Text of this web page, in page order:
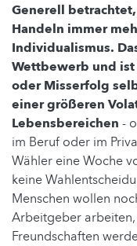
Generell
Handeln immer
Individualismus.
Wettbewerb und
oder Misserfolg
einer größeren
Lebensbereichen -
im Beruf oder im
Wähler eine Woche
keine
Menschen wollen
Arbeitgeber
Freundschaften